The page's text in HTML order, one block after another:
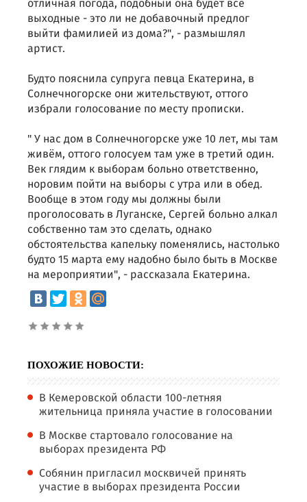
отличная погода, подобный она будет все
выходные - это ли не добавочный предлог
выйти фамилией из дома?", - размышлял
артист.
Будто пояснила супруга певца Екатерина, в
Солнечногорске они жительствуют, оттого
избрали голосование по месту прописки.
" У нас дом в Солнечногорске уже 10 лет, мы там
живём, оттого голосуем там уже в третий один.
Век глядим к выборам больно ответственно,
норовим пойти на выборы с утра или в обед.
Вообще в этом году мы должны были
проголосовать в Луганске, Сергей больно алкал
собственно там это сделать, однако
обстоятельства капельку поменялись, настолько
будто 15 марта ему надобно было быть в Москве
на мероприятии", - рассказала Екатерина.
ПОХОЖИЕ НОВОСТИ:
В Кемеровской области 100-летняя
жительница приняла участие в голосовании
В Москве стартовало голосование на
выборах президента РФ
Собянин пригласил москвичей принять
участие в выборах президента России